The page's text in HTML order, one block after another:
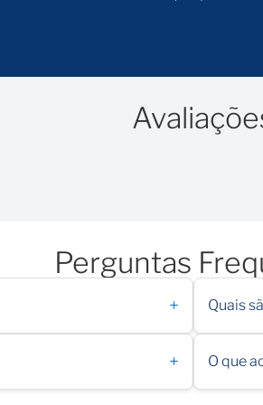
com a Laboraltec para
do volume do banho, área de
Perguntas
+ Quais
+ O que